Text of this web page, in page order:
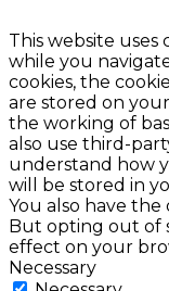
This website
while you
cookies, the
are stored on
the working of
also use third-
understand how
will be stored in
You also have
But opting out of
effect on your
Necessary